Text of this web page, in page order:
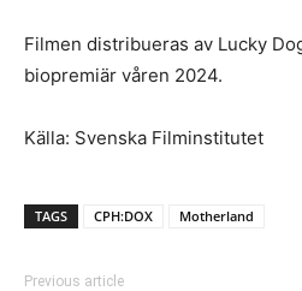
Filmen distribueras av Lucky
biopremiär våren 2024.
Källa: Svenska Filminstitutet
TAGS CPH:DOX Motherland
Previous article